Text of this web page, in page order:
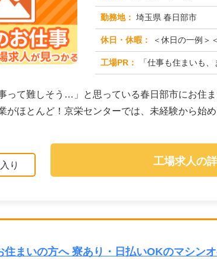
勤務地： 埼玉県 春日部市
休日・休暇： ＜休日の一例＞＜シフト＞4勤2休＜
工場PR： 「仕事も住まいも、まとめて解決したい！
って難しそう…」と思っている春日部市にお住
がほとんど！京栄センターでは、未経験から始
り 工場求人の
住まいの方へ 寮あり・日払いOKのマシン